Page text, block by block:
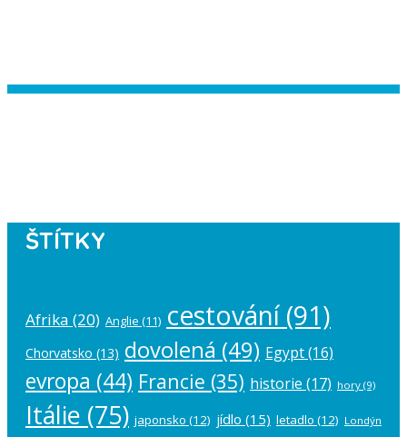
ŠTÍTKY
Afrika (20) Anglie (11) cestování(91)
Chorvatsko (13) dovolená (49) Egypt(16)
evropa (44) Francie (35) historie (17) hory (9)
Itálie (75) japonsko (12) jídlo (15) letadlo (12) Londýn